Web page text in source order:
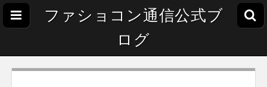
ファショコン通信公式ブ
ログ